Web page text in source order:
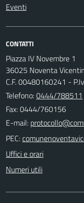
Eventi
CONTATTI
Piazza IV Novembre 1
36025 Noventa
C.F. 00480160241 -
Telefono:0444/788511
Fax: 0444/760156
E-mail:
PEC:
Uffici e orari
Numeri utili